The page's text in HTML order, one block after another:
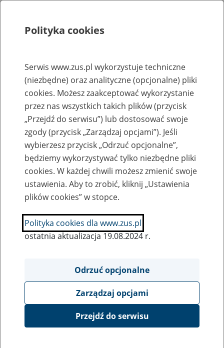
Rejestry, ewidencje i archiwa
Baza zlikwidowanych lub
przekształconych zakładów pracy
Nazwa zakładu pracy:
SZUKAJ
Ukryj wszystkie pozycje bazy
CREST Sp. z o.o. - Gdańsk, ul.
Polityka cookies
Serwis www.zus.pl wykorzystuje techniczne
(niezbędne) oraz analityczne (opcjonalne) pliki
cookies. Możesz zaakceptować wykorzystanie
przez nas wszystkich takich plików (przycisk
„Przejdź do serwisu”) lub dostosować swoje
zgody (przycisk „Zarządzaj opcjami”). Jeśli
wybierzesz przycisk „Odrzuć opcjonalne”,
będziemy wykorzystywać tylko niezbędne pliki
cookies. W każdej chwili możesz zmienić swoje
ustawienia. Aby to zrobić, kliknij „Ustawienia
plików cookies” w stopce.
Polityka cookies dla www.zus.pl
ostatnia aktualizacja 19.08.2024 r.
Odrzuć opcjonalne
Zarządzaj opcjami
Przejdź do serwisu